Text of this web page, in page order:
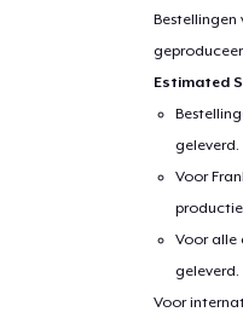
Bestellingen
Estimated
geleverd.
Voor
Voor alle
geleverd.
Voor